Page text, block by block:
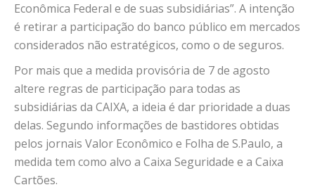
Econômica Federal e de suas subsidiárias”. A intenção
é retirar a participação do banco público em mercados
considerados não estratégicos, como o de seguros.
Por mais que a medida provisória de 7 de agosto
altere regras de participação para todas as
subsidiárias da CAIXA, a ideia é dar prioridade a duas
delas. Segundo informações de bastidores obtidas
pelos jornais Valor Econômico e Folha de S.Paulo, a
medida tem como alvo a Caixa Seguridade e a Caixa
Cartões.